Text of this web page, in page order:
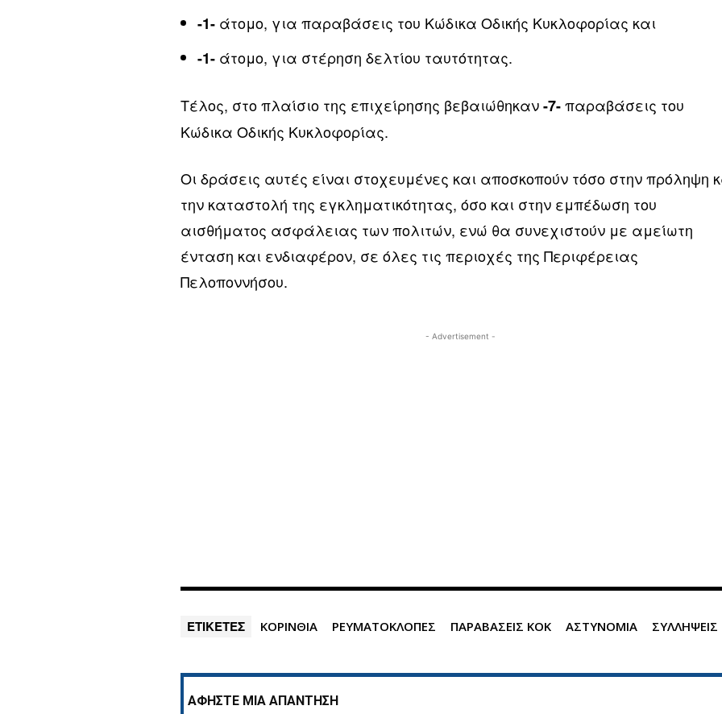
-1- άτομο, για παραβάσεις του Κώδικα Οδικής Κυκλοφορίας και
-1- άτομο, για στέρηση δελτίου ταυτότητας.
Τέλος, στο πλαίσιο της επιχείρησης βεβαιώθηκαν-7-παραβάσεις του
Κώδικα Οδικής Κυκλοφορίας.
Οι δράσεις αυτές είναι στοχευμένες και αποσκοπούν τόσο στην πρόληψη
την καταστολή της εγκληματικότητας, όσο και στην εμπέδωση του
αισθήματος ασφάλειας των πολιτών, ενώ θα συνεχιστούν με αμείωτη
ένταση και ενδιαφέρον, σε όλες τις περιοχές της Περιφέρειας
Πελοποννήσου.
- Advertisement -
ΕΤΙΚΕΤΕΣ ΚΟΡΙΝΘΙΑ ΡΕΥΜΑΤΟΚΛΟΠΕΣ ΠΑΡΑΒΑΣΕΙΣ ΚΟΚ ΑΣΤΥΝΟΜΙΑ ΣΥΛΛΗΨΕΙΣ
ΑΦΗΣΤΕ ΜΙΑ ΑΠΑΝΤΗΣΗ